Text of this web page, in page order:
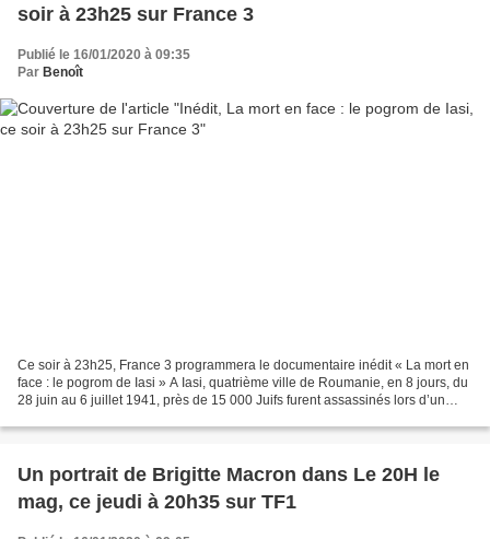
soir à 23h25 sur France 3
Publié le 16/01/2020 à 09:35
Par Benoît
Ce soir à 23h25, France 3 programmera le documentaire inédit « La mort en
face : le pogrom de Iasi » A Iasi, quatrième ville de Roumanie, en 8 jours, du
28 juin au 6 juillet 1941, près de 15 000 Juifs furent assassinés lors d’un
Un portrait de Brigitte Macron dans Le 20H le
mag, ce jeudi à 20h35 sur TF1